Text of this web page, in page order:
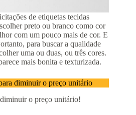
de etiquetas tecidas
preto ou branco como cor
com um pouco mais de cor. E
para buscar a qualidade
uma ou duas, ou três cores.
mais bonita e texturizada.
diminuir o preço unitário
o preço unitário!